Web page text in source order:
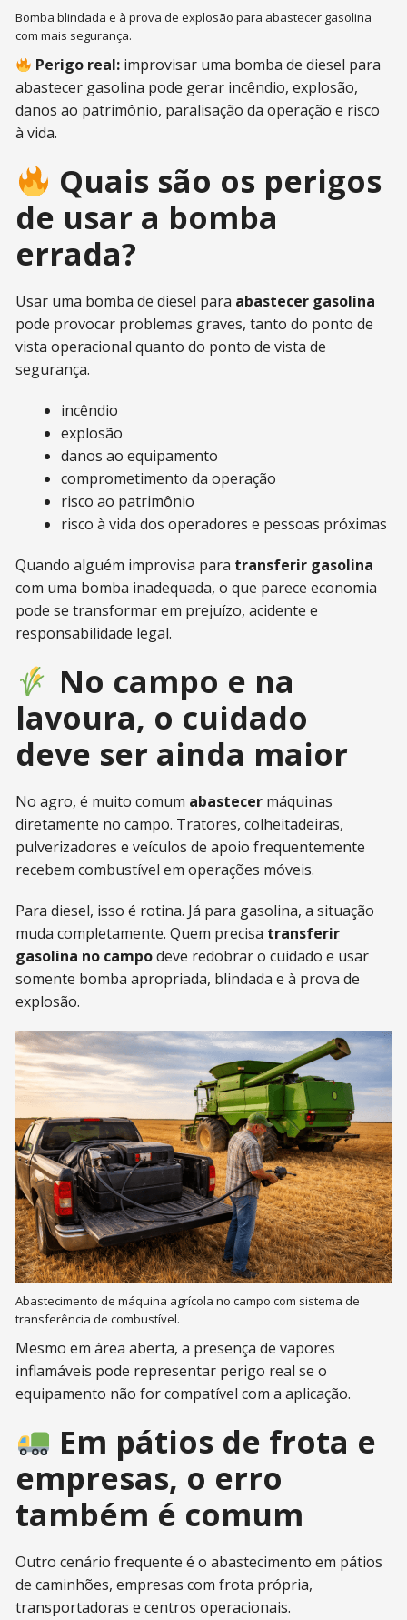
Bomba blindada e à prova de explosão para abastecer gasolina
com mais segurança.
Perigo real: improvisar uma bomba de diesel para
abastecer gasolina pode gerar incêndio, explosão,
danos ao patrimônio, paralisação da operação e risco
à vida.
Quais são os perigos
de usar a bomba
errada?
Usar uma bomba de diesel para abastecer gasolina
pode provocar problemas graves, tanto do ponto de
vista operacional quanto do ponto de vista de
segurança.
incêndio
explosão
danos ao equipamento
comprometimento da operação
risco ao patrimônio
risco à vida dos operadores e pessoas próximas
Quando alguém improvisa para transferir gasolina
com uma bomba inadequada, o que parece economia
pode se transformar em prejuízo, acidente e
responsabilidade legal.
No campo e na
lavoura, o cuidado
deve ser ainda maior
No agro, é muito comum abastecer máquinas
diretamente no campo. Tratores, colheitadeiras,
pulverizadores e veículos de apoio frequentemente
recebem combustível em operações móveis.
Para diesel, isso é rotina. Já para gasolina, a situação
muda completamente. Quem precisa transferir
gasolina no campodeve redobrar o cuidado e usar
somente bomba apropriada, blindada e à prova de
explosão.
Abastecimento de máquina agrícola no campo com sistema de
transferência de combustível.
Mesmo em área aberta, a presença de vapores
inflamáveis pode representar perigo real se o
equipamento não for compatível com a aplicação.
Em pátios de frota e
empresas, o erro
também é comum
Outro cenário frequente é o abastecimento em pátios
de caminhões, empresas com frota própria,
transportadoras e centros operacionais.